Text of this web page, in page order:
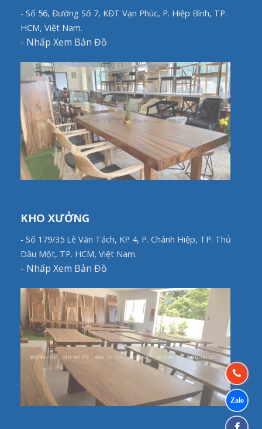
- Số 56, Đường Số 7, KĐT Vạn Phúc, P. Hiệp Bình, TP.
HCM, Việt Nam.
- Nhấp Xem Bản Đồ
KHO XƯỞNG
- Số 179/35 Lê Văn Tách, KP 4, P. Chánh Hiệp, TP. Thủ
Dầu Một, TP. HCM, Việt Nam.
- Nhấp Xem Bản Đồ